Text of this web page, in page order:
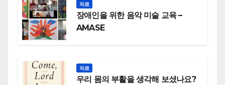
자료
장애인을 위한 음악 미술 교육 –
AMASE
자료
우리 몸의 부활을 생각해 보셨나요?